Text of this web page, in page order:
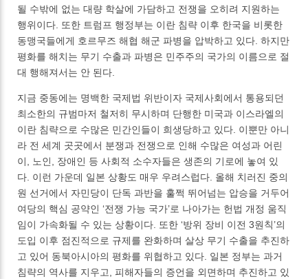
될 수밖에 없는 대량 학살에 가담하고 전쟁을 오히려 지원하는
행위이다. 또한 트럼프 행정부는 이란 침략 이후 한국을 비롯한
동맹국들에게 호르무즈 해협 해군 파병을 압박하고 있다. 하지만
평화를 해치는 무기 수출과 파병은 민주주의 국가의 이름으로 절
대 행해져서는 안 된다.
지금 중동에는 명백한 국제법 위반이자 국제사회에서 통용되던
최소한의 규범마저 철저히 무시하며 단행한 미국과 이스라엘의
이란 침략으로 수많은 민간인들이 희생당하고 있다. 이뿐만 아니
라 전 세계 곳곳에서 분쟁과 전쟁으로 인해 수많은 여성과 어린
이, 노인, 장애인 등 사회적 소수자들은 생존의 기로에 놓여 있
다. 이런 가운데 일본 상황도 매우 우려스럽다. 올해 치러진 중의
원 선거에서 자민당이 단독 과반을 훌쩍 뛰어넘는 압승을 거두어
여당의 핵심 공약인 ‘전쟁 가능 국가’로 나아가는 헌법 개정 움직
임이 가속화될 수 있는 상황이다. 또한 ‘방위 장비 이전 3원칙’의
도입 이후 점진적으로 규제를 완화하며 살상 무기 수출을 추진하
고 있어 동북아시아의 평화를 위협하고 있다. 일본 정부는 과거
침략의 역사를 지우고, 피해자들의 증언을 외면하며 추진하고 있